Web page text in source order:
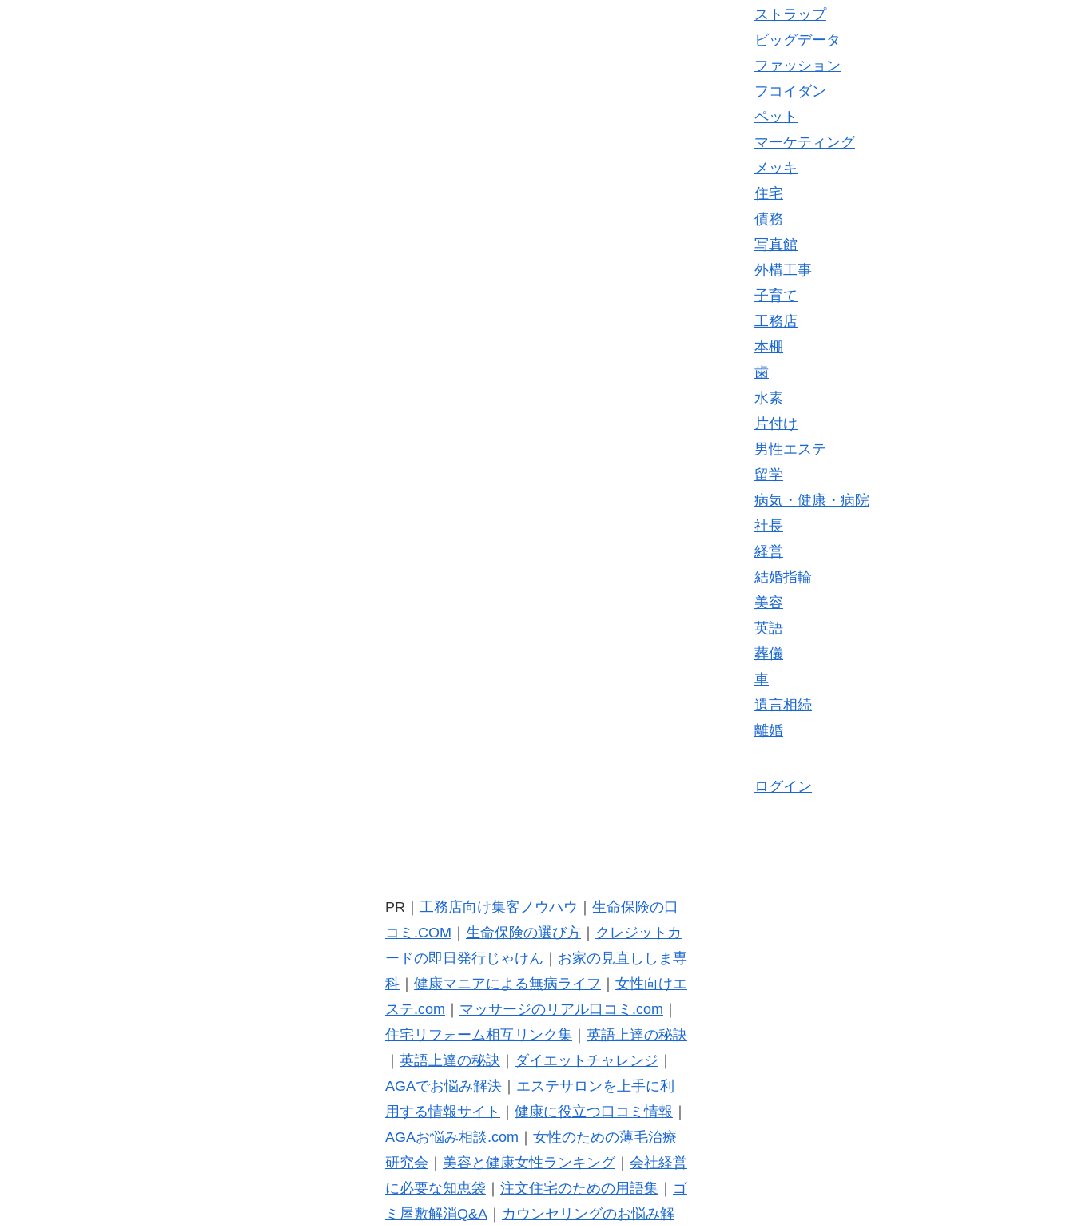
ストラップ
ビッグデータ
ファッション
フコイダン
ペット
マーケティング
メッキ
住宅
債務
写真館
外構工事
子育て
工務店
本棚
歯
水素
片付け
男性エステ
留学
病気・健康・病院
社長
経営
結婚指輪
美容
英語
葬儀
車
遺言相続
離婚
ログイン
PR｜ 工務店向け集客ノウハウ
生命保険の口
コミ.COM
生命保険の選び方｜
クレジットカ
ードの即日発行じゃけん
お家の見直ししま専
科｜ 健康マニアによる無病ライフ
女性向けエ
ステ.com
マッサージのリアル口コミ.com
住宅リフォーム相互リンク集｜ 英語上達の秘訣
英語上達の秘訣 ダイエットチャレンジ
AGAでお悩み解決｜ エステサロンを上手に利
用する情報サイト
健康に役立つ口コミ情報
AGAお悩み相談.com
女性のための薄毛治療
研究会
美容と健康女性ランキング｜ 会社経営
に必要な知恵袋
注文住宅のための用語集｜
ゴ
ミ屋敷解消Q&A｜ カウンセリングのお悩み解